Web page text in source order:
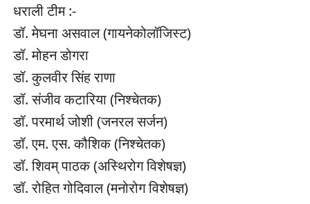
धराली टीम :-
डॉ. मेघना असवाल (गायनेकोलॉजिस्ट)
डॉ. मोहन डोगरा
डॉ. कुलवीर सिंह राणा
डॉ. संजीव कटारिया (निश्चेतक)
डॉ. परमार्थ जोशी (जनरल सर्जन)
डॉ. एम. एस. कौशिक (निश्चेतक)
डॉ. शिवम् पाठक (अस्थिरोग विशेषज्ञ)
डॉ. रोहित गोदिवाल (मनोरोग विशेषज्ञ)